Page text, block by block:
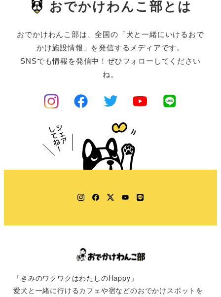
おでかけわんこ部とは
おでかけわんこ部は、全国の「犬と一緒にいけるおで
かけ施設情報」を発信するメディアです。
SNSでも情報を発信中！ぜひフォローしてください
ね。
Instagram
Facebook
TwitterYouTube
LINE
「きみのワクワクはわたしのHappy」
愛犬と一緒に行けるカフェや宿などのおでかけスポットを